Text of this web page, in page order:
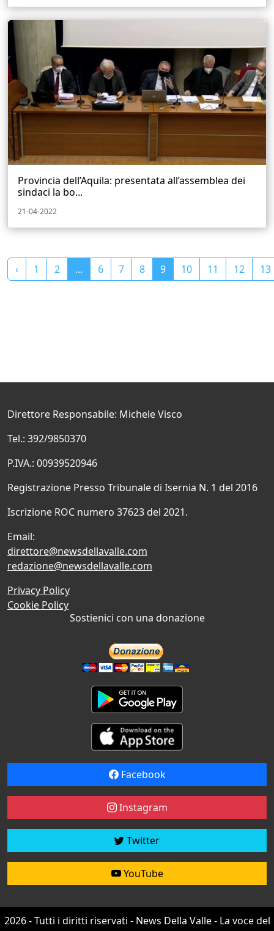
Provincia dell’Aquila: presentata all’assemblea dei
sindaci la bo...
21-04-2022
‹ 1 2 ... 6 7 8 9 10 11 12 13
Direttore Responsabile: Michele Visco
Tel.: 392/9850370
P.IVA.: 00939520946
Registrazione Presso Tribunale di Isernia N. 1 del 2016
Iscrizione ROC numero 37623 del 2021.
Email:
direttore@newsdellavalle.com
redazione@newsdellavalle.com
Privacy Policy
Cookie Policy
Sostienici con una donazione
Facebook
Instagram
Twitter
YouTube
2026 - Tutti i diritti riservati - News Della Valle - La voce del